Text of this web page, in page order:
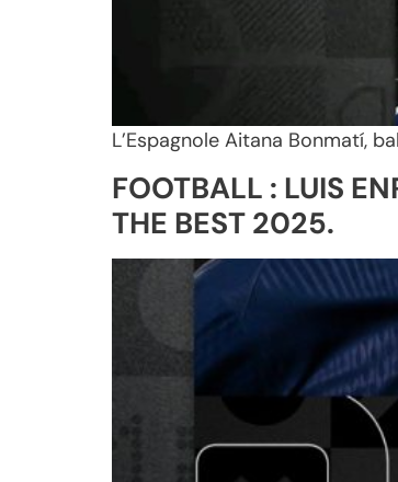
L’Espagnole Aitana Bonmatí,
FOOTBALL : LUIS
THE BEST 2025.